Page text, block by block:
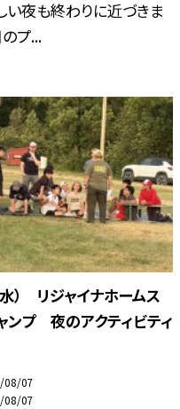
い夜も終わりに近づきま
のプ...
水） リジャイナホームス
プ 夜のアクティビティ
08/07
08/07